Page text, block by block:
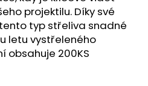
projektilu. Díky své
typ střeliva snadné
letu vystřeleného
obsahuje 200KS